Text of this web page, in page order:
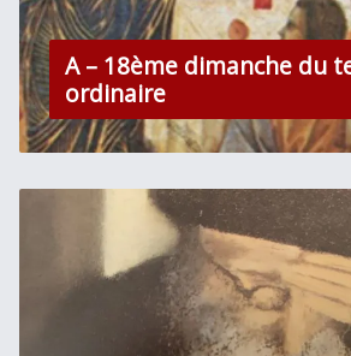
A – 18ème dimanche du
ordinaire